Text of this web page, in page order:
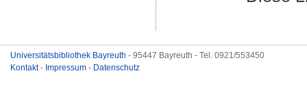
Universitätsbibliothek Bayreuth - 95447 Bayreuth - Tel. 0921/553450
Kontakt- Impressum - Datenschutz